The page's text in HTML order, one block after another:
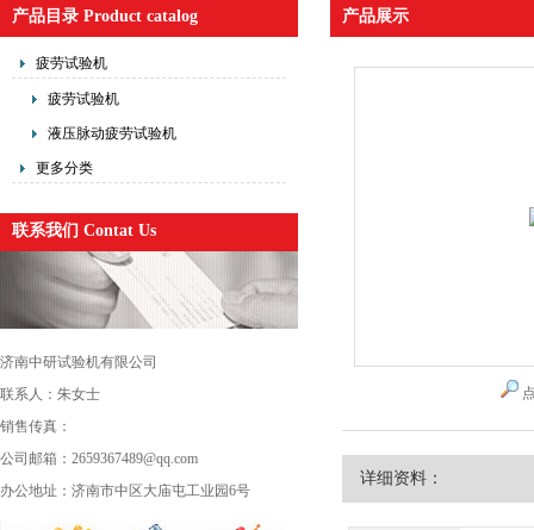
产品目录 Product catalog
疲劳试验机
疲劳试验机
液压脉动疲劳试验机
更多分类
联系我们 Contat Us
济南中研试验机有限公司
联系人：朱女士
销售传真：
公司邮箱：2659367489@qq.com
办公地址：济南市中区大庙屯工业园6号
产品展示
详细资料：